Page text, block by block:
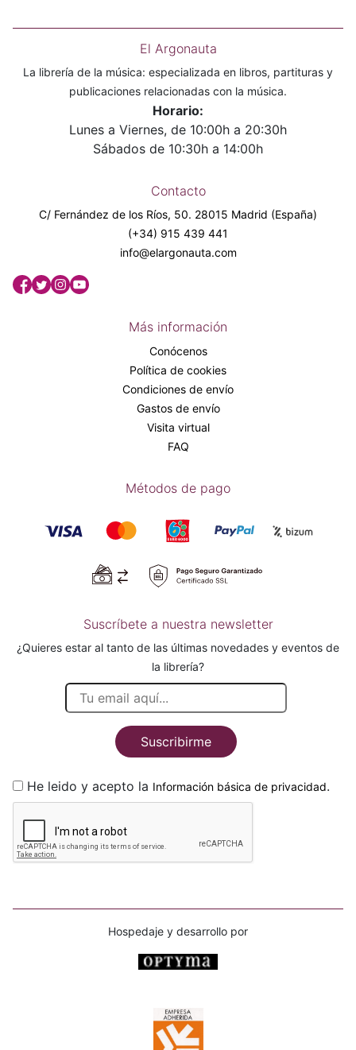
El Argonauta
La librería de la música: especializada en libros, partituras y
publicaciones relacionadas con la música.
Horario:
Lunes a Viernes, de 10:00h a 20:30h
Sábados de 10:30h a 14:00h
Contacto
C/ Fernández de los Ríos, 50. 28015 Madrid (España)
(+34) 915 439 441
info@elargonauta.com
Más información
Conócenos
Política de cookies
Condiciones de envío
Gastos de envío
Visita virtual
FAQ
Métodos de pago
Suscríbete a nuestra newsletter
¿Quieres estar al tanto de las últimas novedades y eventos de
la librería?
Suscribirme
He leido y acepto la Información básica de privacidad.
Hospedaje y desarrollo por